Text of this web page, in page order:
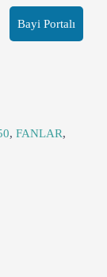
Bayi Portalı
, FANLAR,